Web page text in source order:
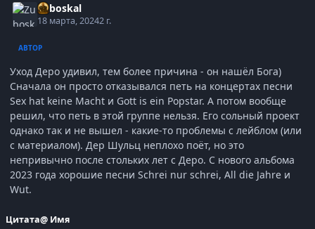
Zuboskal
18 марта, 20242 г.
АВТОР
Уход Деро удивил, тем более причина - он нашёл Бога)
Сначала он просто отказывался петь на концертах песни
Sex hat keine Macht и Gott is ein Popstar. А потом вообще
решил, что петь в этой группе нельзя. Его сольный проект
однако так и не вышел - какие-то проблемы с лейблом (или
с материалом). Дер Шульц неплохо поёт, но это
непривычно после стольких лет с Деро. С нового альбома
2023 года хорошие песни Schrei nur schrei, All die Jahre и
Wut.
Цитата@ Имя